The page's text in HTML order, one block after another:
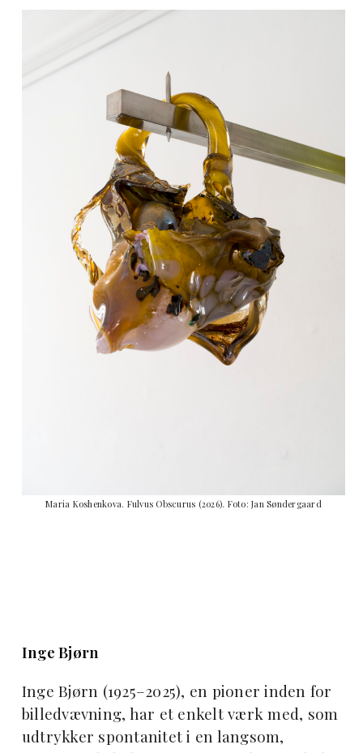
Maria Koshenkova. Fulvus Obscurus (2026). Foto: Jan Søndergaard
Inge Bjørn
Inge Bjørn (1925–2025), en pioner inden for
billedvævning, har et enkelt værk med, som
udtrykker spontanitet i en langsom,